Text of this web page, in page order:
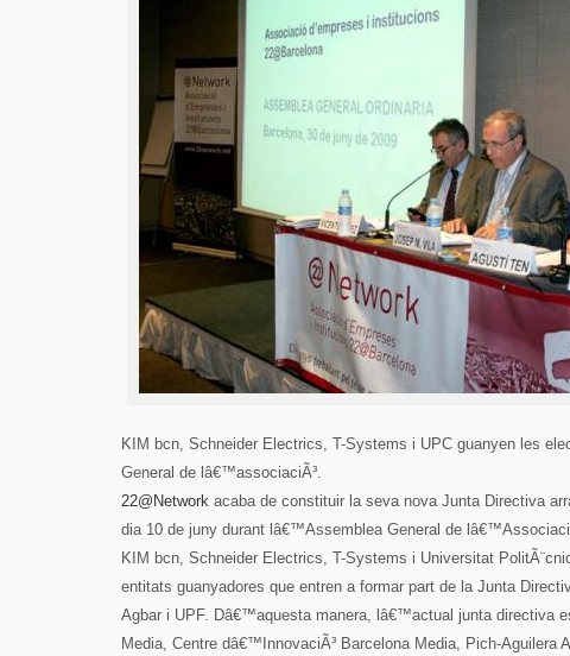
KIM bcn, Schneider Electrics, T-Systems i UPC guanyen les
General de lâ€™associaciÃ³.
22@Network acaba de constituir la seva nova Junta Directiva
dia 10 de juny durant lâ€™Assemblea General de
KIM bcn, Schneider Electrics, T-Systems i Universitat
entitats guanyadores que entren a formar part de la Junta
Agbar i UPF. Dâ€™aquesta manera, lâ€™actual junta directiva
Media, Centre dâ€™InnovaciÃ³ Barcelona Media, Pich-Aguilera